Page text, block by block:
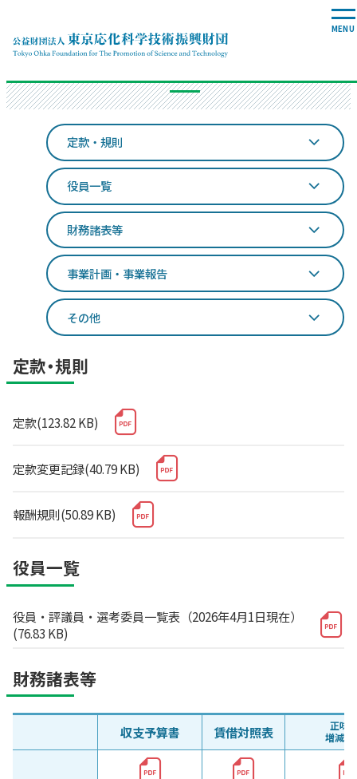
定款・規則
役員一覧
財務諸表等
事業計画・事業報告
その他
定款・規則
定款(123.82 KB)
定款変更記録(40.79 KB)
報酬規則(50.89 KB)
役員一覧
役員・評議員・選考委員一覧表（2026年4月1日現在）
(76.83 KB)
財務諸表等
収支予算書 賃借対照表
正味
増減計